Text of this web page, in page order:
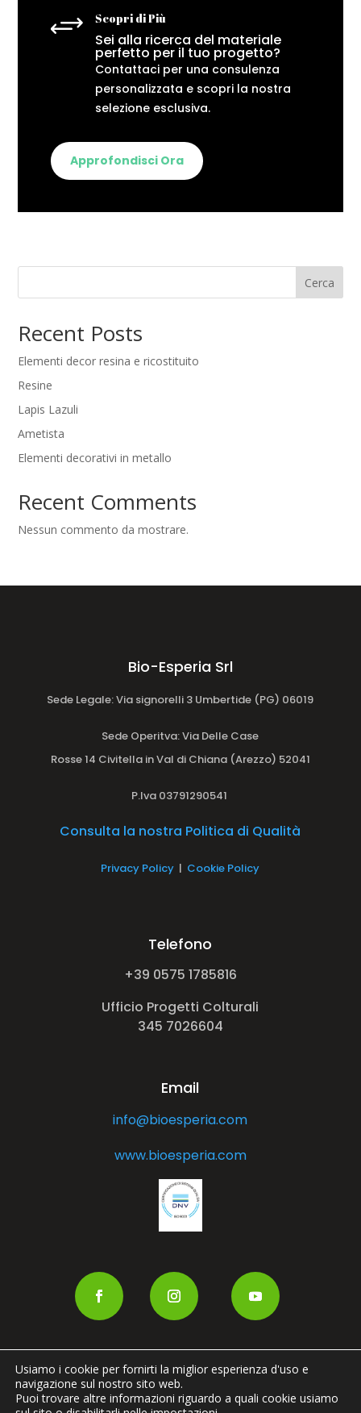
+ Scopri di Più
Sei alla ricerca del materiale
perfetto per il tuo progetto?
Contattaci per una consulenza
personalizzata e scopri la nostra
selezione esclusiva.
Approfondisci Ora
Cerca
Recent Posts
Elementi decor resina e ricostituito
Resine
Lapis Lazuli
Ametista
Elementi decorativi in metallo
Recent Comments
Nessun commento da mostrare.
Bio-Esperia Srl
Sede Legale: Via signorelli 3 Umbertide (PG) 06019
Sede Operitva: Via Delle Case
Rosse 14 Civitella in Val di Chiana (Arezzo) 52041
P.Iva 03791290541
Consulta la nostra Politica di Qualità
Privacy Policy | Cookie Policy
Telefono
+39 0575 1785816
Ufficio Progetti Colturali
345 7026604
Email
info@bioesperia.com
www.bioesperia.com
Usiamo i cookie per fornirti la miglior esperienza d'uso e
navigazione sul nostro sito web.
Puoi trovare altre informazioni riguardo a quali cookie usiamo